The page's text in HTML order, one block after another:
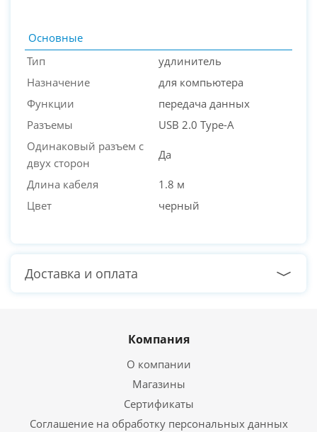
Основные
Тип
удлинитель
Назначение
для компьютера
Функции
передача данных
Разъемы
USB 2.0 Type-A
Одинаковый разъем с
двух сторон
Да
Длина кабеля
1.8 м
Цвет
черный
Доставка и оплата
Компания
О компании
Магазины
Сертификаты
Соглашение на обработку персональных данных